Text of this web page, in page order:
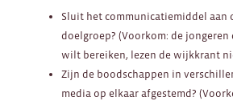
Sluit het communicatiemiddel aan
doelgroep? (Voorkom: de jongeren
wilt bereiken, lezen de wijkkrant
Zijn de boodschappen in
media op elkaar afgestemd?